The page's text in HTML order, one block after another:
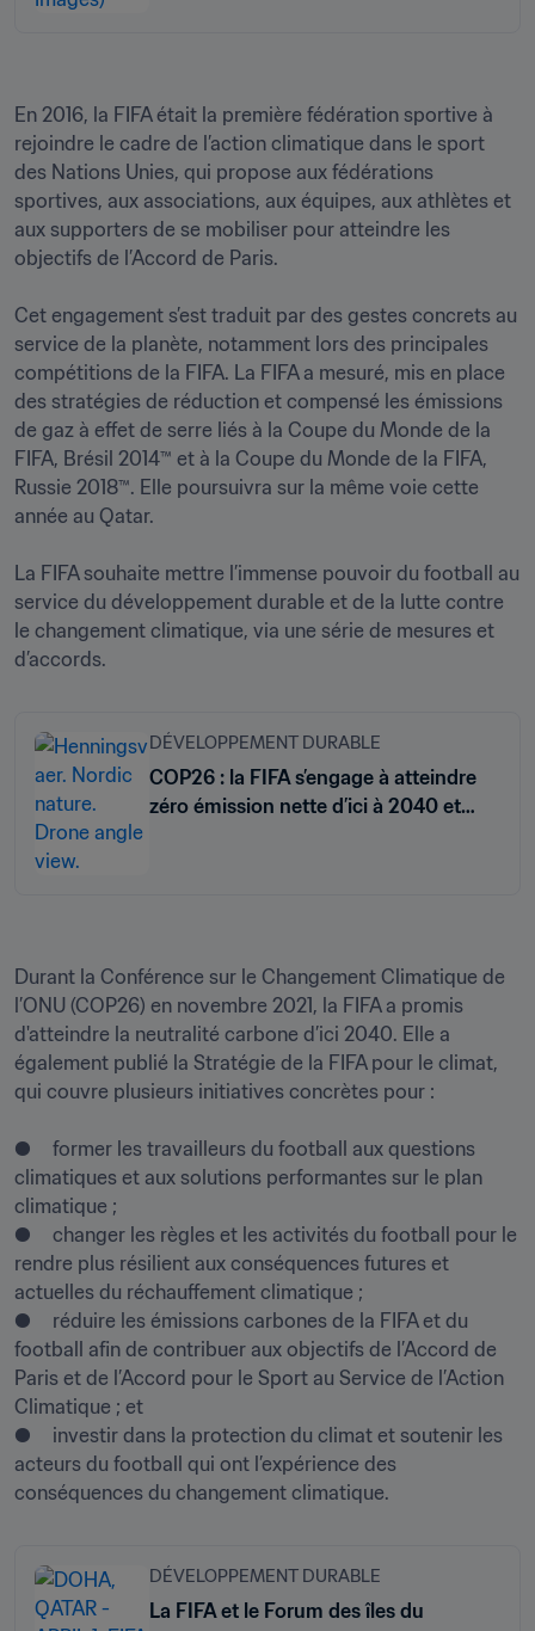
En 2016, la FIFA était la première fédération sportive à
rejoindre le cadre de l’action climatique dans le sport
des Nations Unies, qui propose aux fédérations
sportives, aux associations, aux équipes, aux athlètes et
aux supporters de se mobiliser pour atteindre les
objectifs de l’Accord de Paris.
Cet engagement s’est traduit par des gestes concrets au
service de la planète, notamment lors des principales
compétitions de la FIFA. La FIFA a mesuré, mis en place
des stratégies de réduction et compensé les émissions
de gaz à effet de serre liés à la Coupe du Monde de la
FIFA, Brésil 2014™ et à la Coupe du Monde de la FIFA,
Russie 2018™. Elle poursuivra sur la même voie cette
année au Qatar.
La FIFA souhaite mettre l’immense pouvoir du football au
service du développement durable et de la lutte contre
le changement climatique, via une série de mesures et
DÉVELOPPEMENT DURABLE
COP26 : la FIFA s’engage à atteindre
zéro émission nette d’ici à 2040 et
Durant la Conférence sur le Changement Climatique de
l’ONU (COP26) en novembre 2021, la FIFA a promis
d'atteindre la neutralité carbone d’ici 2040. Elle a
également publié la Stratégie de la FIFA pour le climat,
qui couvre plusieurs initiatives concrètes pour :
●	former les travailleurs du football aux questions
climatiques et aux solutions performantes sur le plan
climatique ;
●	changer les règles et les activités du football pour le
rendre plus résilient aux conséquences futures et
actuelles du réchauffement climatique ;
●	réduire les émissions carbones de la FIFA et du
football afin de contribuer aux objectifs de l’Accord de
Paris et de l’Accord pour le Sport au Service de l’Action
Climatique ; et
●	investir dans la protection du climat et soutenir les
acteurs du football qui ont l’expérience des
DÉVELOPPEMENT DURABLE
La FIFA et le Forum des îles du